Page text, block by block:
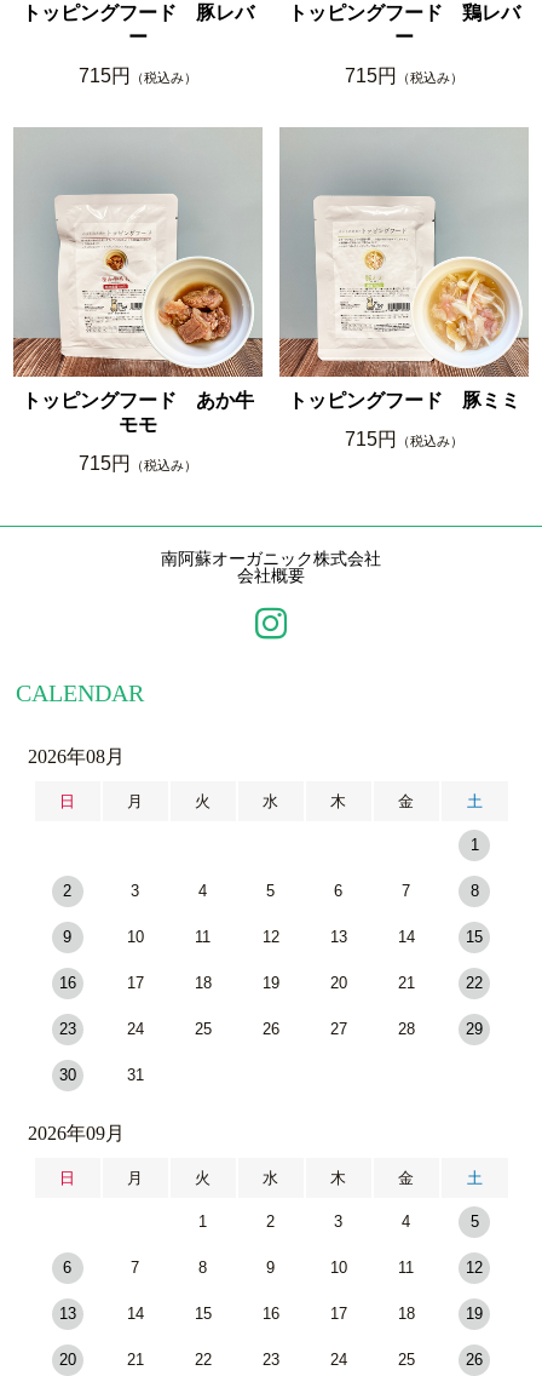
トッピングフード 豚レバ
ー
715円
（税込み）
トッピングフード 鶏レバ
ー
715円
（税込み）
トッピングフード あか牛
モモ
715円
（税込み）
トッピングフード 豚ミミ
715円
（税込み）
南阿蘇オーガニック株式会社
会社概要
CALENDAR
2026年08月
日 月 火 水 木 金 土
1
2 3 4 5 6 7 8
9 10 11 12 13 14 15
16 17 18 19 20 21 22
23 24 25 26 27 28 29
30 31
2026年09月
日 月 火 水 木 金 土
1 2 3 4 5
6 7 8 9 10 11 12
13 14 15 16 17 18 19
20 21 22 23 24 25 26